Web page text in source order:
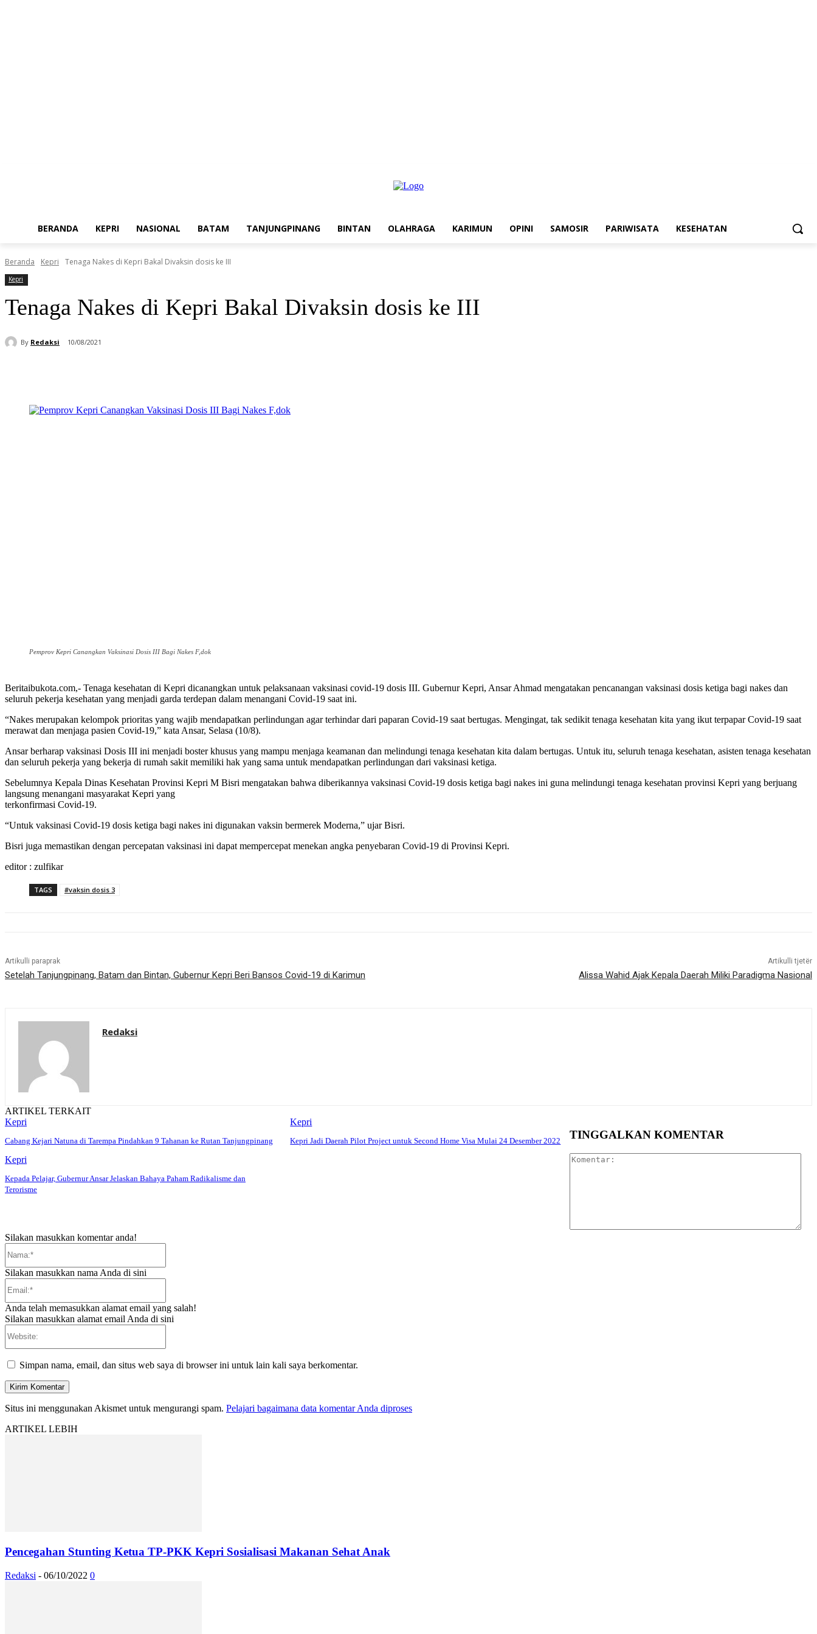
BERANDA KEPRI NASIONAL BATAM TANJUNGPINANG BINTAN OLAHRAGA KARIMUN OPINI SAMOSIR PARIWISATA KESEHATAN
Beranda Kepri Tenaga Nakes di Kepri Bakal Divaksin dosis ke III
Kepri
Tenaga Nakes di Kepri Bakal Divaksin dosis ke III
By Redaksi 10/08/2021
Pemprov Kepri Canangkan Vaksinasi Dosis III Bagi Nakes F,dok
Beritaibukota.com,- Tenaga kesehatan di Kepri dicanangkan untuk pelaksanaan vaksinasi covid-19 dosis III. Gubernur Kepri, Ansar Ahmad mengatakan pencanangan vaksinasi dosis ketiga bagi nakes dan
seluruh pekerja kesehatan yang menjadi garda terdepan dalam menangani Covid-19 saat ini.
“Nakes merupakan kelompok prioritas yang wajib mendapatkan perlindungan agar terhindar dari paparan Covid-19 saat bertugas. Mengingat, tak sedikit tenaga kesehatan kita yang ikut terpapar Covid-19 saat
merawat dan menjaga pasien Covid-19,” kata Ansar, Selasa (10/8).
Ansar berharap vaksinasi Dosis III ini menjadi boster khusus yang mampu menjaga keamanan dan melindungi tenaga kesehatan kita dalam bertugas. Untuk itu, seluruh tenaga kesehatan, asisten tenaga kesehatan
dan seluruh pekerja yang bekerja di rumah sakit memiliki hak yang sama untuk mendapatkan perlindungan dari vaksinasi ketiga.
Sebelumnya Kepala Dinas Kesehatan Provinsi Kepri M Bisri mengatakan bahwa diberikannya vaksinasi Covid-19 dosis ketiga bagi nakes ini guna melindungi tenaga kesehatan provinsi Kepri yang berjuang
langsung menangani masyarakat Kepri yang
terkonfirmasi Covid-19.
“Untuk vaksinasi Covid-19 dosis ketiga bagi nakes ini digunakan vaksin bermerek Moderna,” ujar Bisri.
Bisri juga memastikan dengan percepatan vaksinasi ini dapat mempercepat menekan angka penyebaran Covid-19 di Provinsi Kepri.
editor : zulfikar
TAGS #vaksin dosis 3
Artikulli paraprak
Setelah Tanjungpinang, Batam dan Bintan, Gubernur Kepri Beri Bansos Covid-19 di Karimun
Artikulli tjetër
Alissa Wahid Ajak Kepala Daerah Miliki Paradigma Nasional
Redaksi
ARTIKEL TERKAIT
Kepri
Cabang Kejari Natuna di Tarempa Pindahkan 9 Tahanan ke Rutan Tanjungpinang
Kepri
Kepri Jadi Daerah Pilot Project untuk Second Home Visa Mulai 24 Desember 2022
Kepri
Kepada Pelajar, Gubernur Ansar Jelaskan Bahaya Paham Radikalisme dan
Terorisme
TINGGALKAN KOMENTAR
Silakan masukkan komentar anda!
Silakan masukkan nama Anda di sini
Anda telah memasukkan alamat email yang salah!
Silakan masukkan alamat email Anda di sini
Simpan nama, email, dan situs web saya di browser ini untuk lain kali saya berkomentar.
Situs ini menggunakan Akismet untuk mengurangi spam. Pelajari bagaimana data komentar Anda diproses
ARTIKEL LEBIH
Pencegahan Stunting Ketua TP-PKK Kepri Sosialisasi Makanan Sehat Anak
Redaksi - 06/10/2022 0